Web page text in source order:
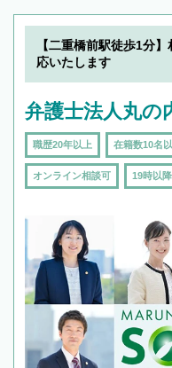
【二重橋前駅徒歩1分
応いたします
弁護士法人丸の
職歴20年以上 在籍数10名
オンライン相談可 19時以